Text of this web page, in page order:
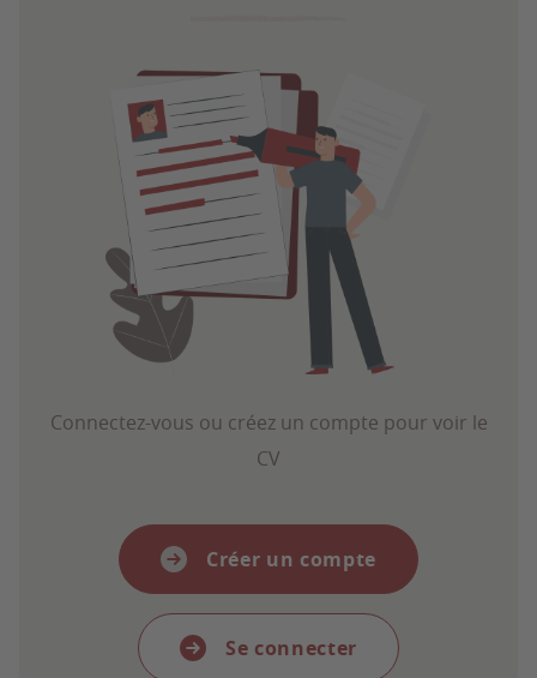
Connectez-vous ou créez un compte pour voir le
CV
Créer un compte
Se connecter